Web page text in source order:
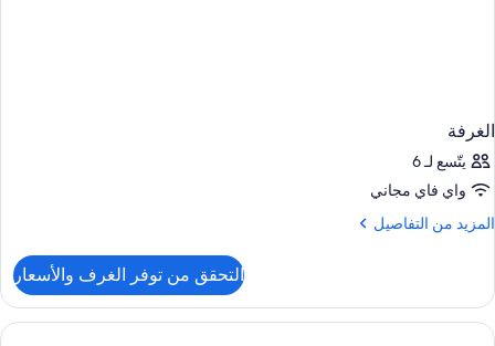
الغرفة
يتّسع لـ 6
واي فاي مجاني
المزيد من التفاصيل
المزيد
الغرفة
التحقق من توفر الغرف والأسعار